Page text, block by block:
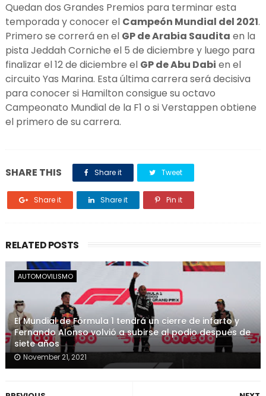
Quedan dos Grandes Premios para terminar esta
temporada y conocer el Campeón Mundial del 2021.
Primero se correrá en el GP de Arabia Saudita en la
pista Jeddah Corniche el 5 de diciembre y luego para
finalizar el 12 de diciembre el GP de Abu Dabi en el
circuito Yas Marina. Esta última carrera será decisiva
para conocer si Hamilton consigue su octavo
Campeonato Mundial de la F1 o si Verstappen obtiene
el primero de su carrera.
SHARE THIS Share it Tweet
Share it Share it Pin it
RELATED POSTS
AUTOMOVILISMO
El Mundial de Fórmula 1 tendrá un cierre de infarto y
Fernando Alonso volvió a subirse al podio después de
siete años
November 21, 2021